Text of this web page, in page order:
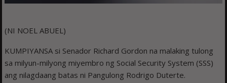
(NI NOEL ABUEL)
KUMPIYANSA si Senador Richard Gordon na malaking tulong
sa milyun-milyong miyembro ng Social Security System (SSS)
ang nilagdaang batas ni Pangulong Rodrigo Duterte.